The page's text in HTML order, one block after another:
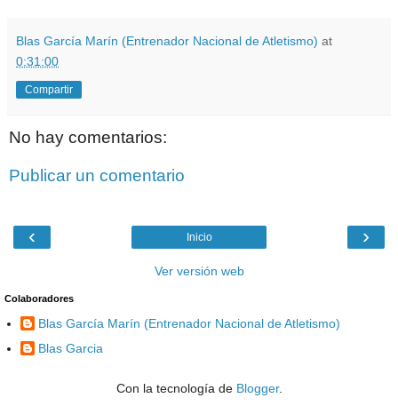
Blas García Marín (Entrenador Nacional de Atletismo) at
0:31:00
Compartir
No hay comentarios:
Publicar un comentario
‹ ›
Inicio
Ver versión web
Colaboradores
Blas García Marín (Entrenador Nacional de Atletismo)
Blas Garcia
Con la tecnología de Blogger.